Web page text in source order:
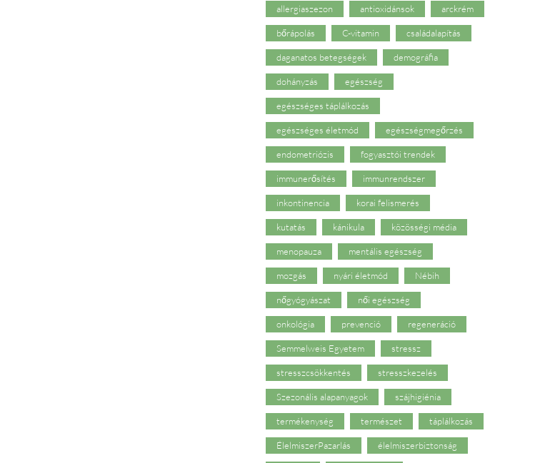
allergiaszezon antioxidánsok arckrém
bőrápolás C-vitamin családalapítás
daganatos betegségek demográfia
dohányzás egészség
egészséges táplálkozás
egészséges életmód egészségmegőrzés
endometriózis fogyasztói trendek
immunerősítés immunrendszer
inkontinencia korai felismerés
kutatás kánikula közösségi média
menopauza mentális egészség
mozgás nyári életmód Nébih
nőgyógyászat női egészség
onkológia prevenció regeneráció
Semmelweis Egyetem stressz
stresszcsökkentés stresszkezelés
Szezonális alapanyagok szájhigiénia
termékenység természet táplálkozás
ÉlelmiszerPazarlás élelmiszerbiztonság